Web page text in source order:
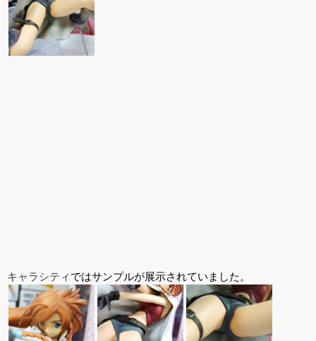
キャラシティ ではサンプルが展示されていました。